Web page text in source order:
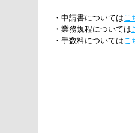
・申請書についてはこ
・業務規程については
・手数料についてはこ